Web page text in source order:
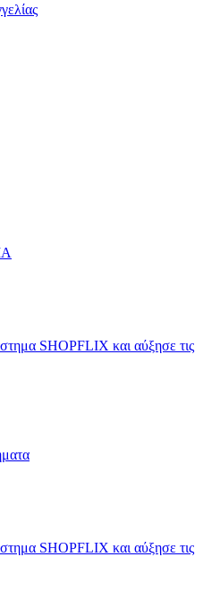
SHOPFLIX και αύξησε τις
SHOPFLIX και αύξησε τις